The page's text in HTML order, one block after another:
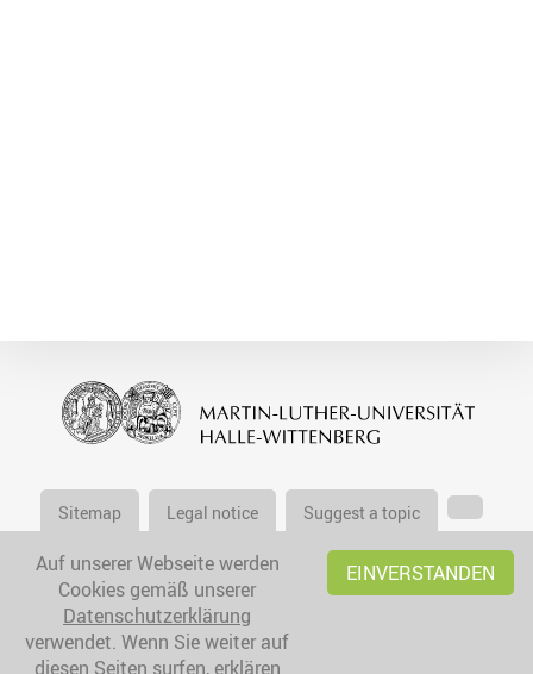
Sitemap Legal notice Suggest a topic
Auf unserer Webseite werden
Cookies gemäß unserer
Datenschutzerklärung
verwendet. Wenn Sie weiter auf
diesen Seiten surfen, erklären
EINVERSTANDEN